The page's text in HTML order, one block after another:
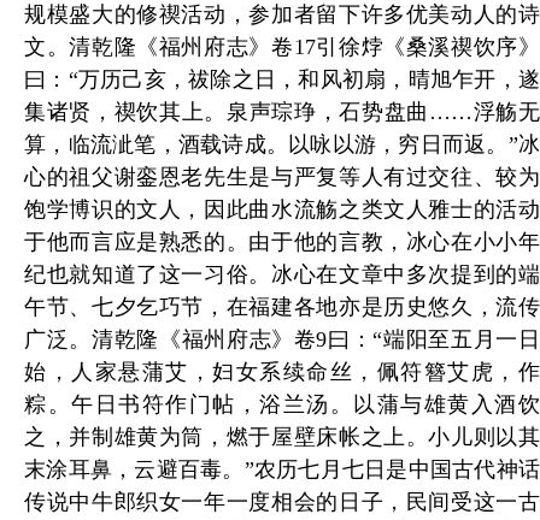
规模盛大的修禊活动，参加者留下许多优美动人的诗
文。清乾隆《福州府志》卷17引徐㶿《桑溪禊饮序》
曰：“万历己亥，祓除之日，和风初扇，晴旭乍开，遂
集诸贤，禊饮其上。泉声琮琤，石势盘曲……浮觞无
算，临流泚笔，酒载诗成。以咏以游，穷日而返。”冰
心的祖父谢銮恩老先生是与严复等人有过交往、较为
饱学博识的文人，因此曲水流觞之类文人雅士的活动
于他而言应是熟悉的。由于他的言教，冰心在小小年
纪也就知道了这一习俗。冰心在文章中多次提到的端
午节、七夕乞巧节，在福建各地亦是历史悠久，流传
广泛。清乾隆《福州府志》卷9曰：“端阳至五月一日
始，人家悬蒲艾，妇女系续命丝，佩符簪艾虎，作
粽。午日书符作门帖，浴兰汤。以蒲与雄黄入酒饮
之，并制雄黄为筒，燃于屋壁床帐之上。小儿则以其
末涂耳鼻，云避百毒。”农历七月七日是中国古代神话
传说中牛郎织女一年一度相会的日子，民间受这一古